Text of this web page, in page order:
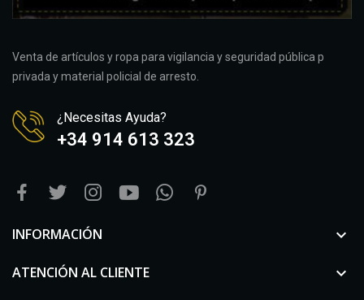
Venta de artículos y ropa para vigilancia y seguridad pública p
privada y material policial de arresto.
¿Necesitas Ayuda?
+34 914 613 323
INFORMACIÓN 
ATENCIÓN AL CLIENTE 